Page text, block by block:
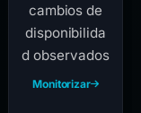
cambios de
disponibilida
d observados
Monitorizar